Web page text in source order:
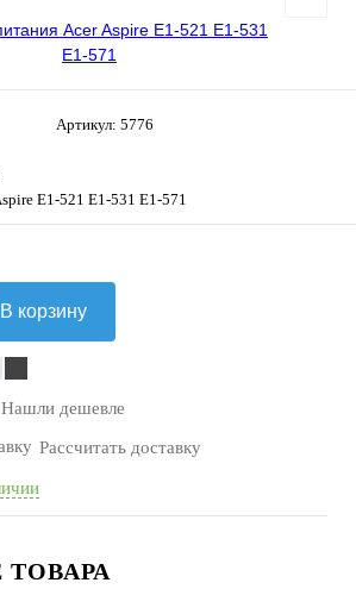
Артикул: 5776
E1-521 E1-531 E1-571
В корзину
Нашли дешевле
Рассчитать доставку